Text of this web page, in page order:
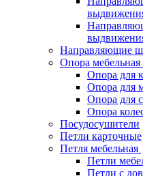
Направляющие
Опора мебельная
Опора для
Опора для
Опора для
Опора
Посудосушители
Петли карточные
Петля мебельная
Петли
Петли с